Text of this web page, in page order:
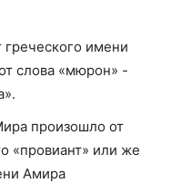
имени
слова «мюрон» -
произошло от
«провиант» или же
Амира